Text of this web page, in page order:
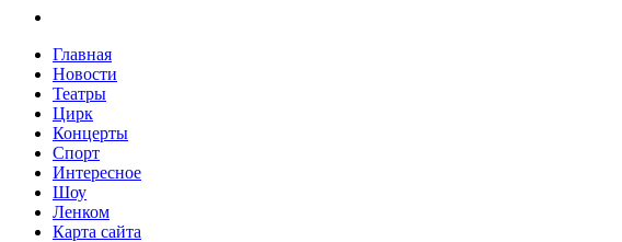
Главная
Новости
Театры
Цирк
Концерты
Спорт
Интересное
Шоу
Ленком
Карта сайта